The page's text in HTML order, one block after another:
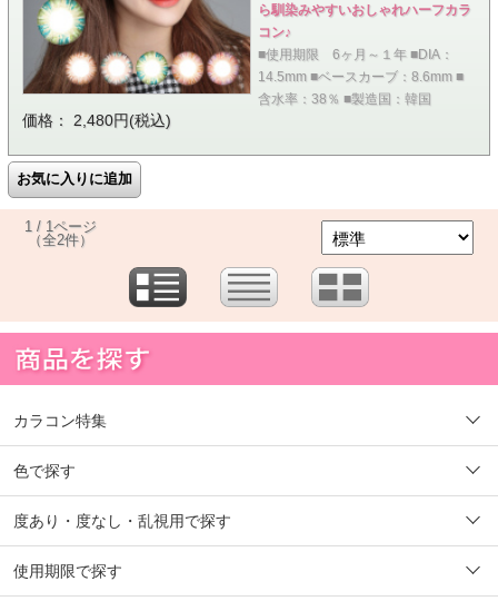
ら馴染みやすいおしゃれハーフカラ
コン♪
■使用期限 6ヶ月～１年 ■DIA：
14.5mm ■ベースカーブ：8.6mm ■
含水率：38％ ■製造国：韓国
価格： 2,480円(税込)
1 / 1ページ
（全2件）
カラコン特集
色で探す
度あり・度なし・乱視用で探す
使用期限で探す